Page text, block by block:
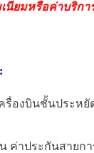
นียมหรือค่าบริก
รื่องบินชั้นประหยั
ค่าประกันสายก